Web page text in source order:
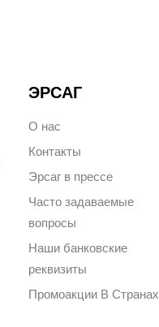
ЭРСАГ
О нас
Контакты
Эрсаг в прессе
Часто задаваемые
вопросы
Наши банковские
реквизиты
Промоакции В Странах